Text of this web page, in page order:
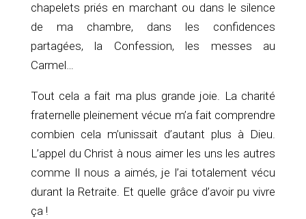
chapelets priés en marchant ou dans le silence
de ma chambre, dans les confidences
partagées, la Confession, les messes au
Carmel…
Tout cela a fait ma plus grande joie. La charité
fraternelle pleinement vécue m’a fait comprendre
combien cela m’unissait d’autant plus à Dieu.
L’appel du Christ à nous aimer les uns les autres
comme Il nous a aimés, je l’ai totalement vécu
durant la Retraite. Et quelle grâce d’avoir pu vivre
ça !